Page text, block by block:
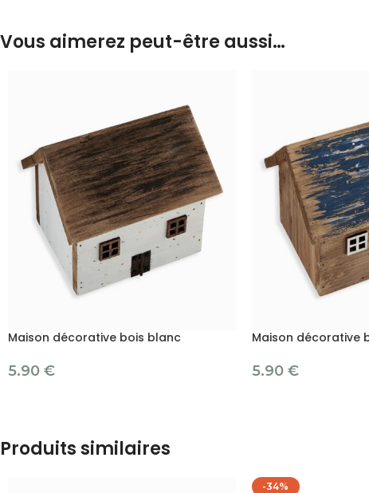
Vous aimerez peut-être aussi…
Maison décorative bois blanc
5.90 €
Maison décorative
5.90 €
Produits similaires
-34%